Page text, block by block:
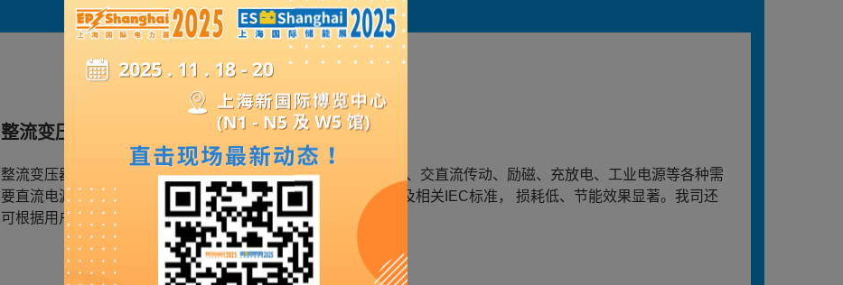
整流变压器
整流变压器被广泛应用于电热冶金、电化学、电解、电镀、牵引、交直流传动、励磁、充放电、工业电源等各种需
要直流电源及电压变换的场合。产品符合最新国家标准GB1094及相关IEC标准， 损耗低、节能效果显著。我司还
可根据用户要求，提供各类特殊整流变压器。